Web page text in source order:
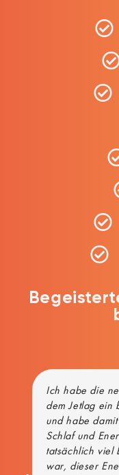
Ich habe die
dem Jetlag ein
und habe
Schlaf und
tatsächlich viel
war, dieser